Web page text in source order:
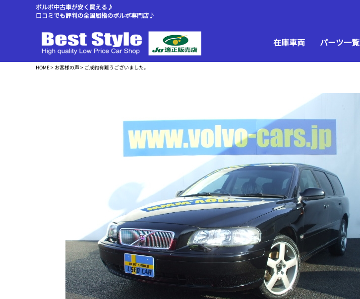
ボルボ中古車が安く買える♪
口コミでも評判の全国屈指のボルボ専門店♪
在庫車両 パーツ一覧
HOME> お客様の声> ご成約有難うございました。